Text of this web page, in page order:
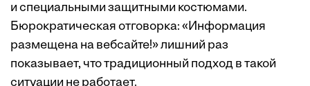
и специальными защитными костюмами.
Бюрократическая отговорка: «Информация
размещена на вебсайте!» лишний раз
показывает, что традиционный подход в такой
ситуации не работает.